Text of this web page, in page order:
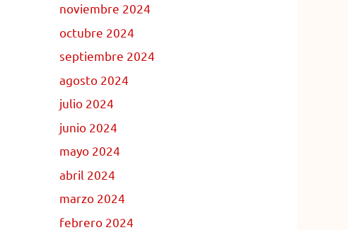
noviembre 2024
octubre 2024
septiembre 2024
agosto 2024
julio 2024
junio 2024
mayo 2024
abril 2024
marzo 2024
febrero 2024